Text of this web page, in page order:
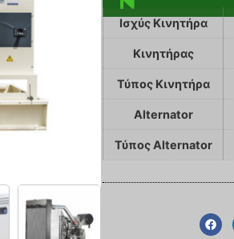
Ισχύς Κινητήρα
Κινητήρας
Τύπος Κινητήρα
Alternator
Τύπος Alternator